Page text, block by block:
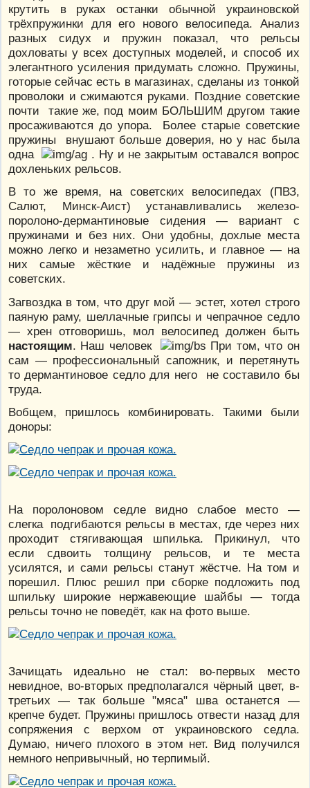
крутить в руках останки обычной украиновской
трёхпружинки для его нового велосипеда. Анализ
разных сидух и пружин показал, что рельсы
дохловаты у всех доступных моделей, и способ их
элегантного усиления придумать сложно. Пружины,
готорые сейчас есть в магазинах, сделаны из тонкой
проволоки и сжимаются руками. Поздние советские
почти такие же, под моим БОЛЬШИМ другом такие
просаживаются до упора. Более старые советские
пружины внушают больше доверия, но у нас была
одна
. Ну и не закрытым оставался вопрос
дохленьких рельсов.
В то же время, на советских велосипедах (ПВЗ,
Салют, Минск-Аист) устанавливались железо-
поролоно-дермантиновые сидения — вариант с
пружинами и без них. Они удобны, дохлые места
можно легко и незаметно усилить, и главное — на
них самые жёсткие и надёжные пружины из
советских.
Загвоздка в том, что друг мой — эстет, хотел строго
паяную раму, шеллачные грипсы и чепрачное седло
— хрен отговоришь, мол велосипед должен быть
настоящим. Наш человек
При том, что он
сам — профессиональный сапожник, и перетянуть
то дермантиновое седло для него не составило бы
труда.
Вобщем, пришлось комбинировать. Такими были
доноры:
На поролоновом седле видно слабое место —
слегка подгибаются рельсы в местах, где через них
проходит стягивающая шпилька. Прикинул, что
если сдвоить толщину рельсов, и те места
усилятся, и сами рельсы станут жёстче. На том и
порешил. Плюс решил при сборке подложить под
шпильку широкие нержавеющие шайбы — тогда
рельсы точно не поведёт, как на фото выше.
Зачищать идеально не стал: во-первых место
невидное, во-вторых предполагался чёрный цвет, в-
третьих — так больше "мяса" шва останется —
крепче будет. Пружины пришлось отвести назад для
сопряжения с верхом от украиновского седла.
Думаю, ничего плохого в этом нет. Вид получился
немного непривычный, но терпимый.